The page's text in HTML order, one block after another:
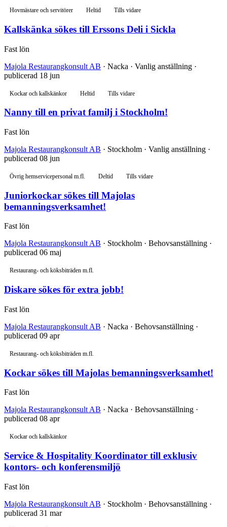
Hovmästare och servitörer Heltid Tills vidare
Kallskänka sökes till Erssons Deli i Sickla
Fast lön
Majola Restaurangkonsult AB · Nacka · Vanlig anställning ·
publicerad 18 jun
Kockar och kallskänkor Heltid Tills vidare
Nanny till en privat familj i Stockholm!
Fast lön
Majola Restaurangkonsult AB · Stockholm · Vanlig anställning ·
publicerad 08 jun
Övrig hemservicepersonal m.fl. Deltid Tills vidare
Juniorkockar sökes till Majolas
bemanningsverksamhet!
Fast lön
Majola Restaurangkonsult AB · Stockholm · Behovsanställning ·
publicerad 06 maj
Restaurang- och köksbiträden m.fl.
Diskare sökes för extra jobb!
Fast lön
Majola Restaurangkonsult AB · Nacka · Behovsanställning ·
publicerad 09 apr
Restaurang- och köksbiträden m.fl.
Kockar sökes till Majolas bemanningsverksamhet!
Fast lön
Majola Restaurangkonsult AB · Nacka · Behovsanställning ·
publicerad 08 apr
Kockar och kallskänkor
Service & Hospitality Koordinator till exklusiv
kontors- och konferensmiljö
Fast lön
Majola Restaurangkonsult AB · Stockholm · Behovsanställning ·
publicerad 31 mar